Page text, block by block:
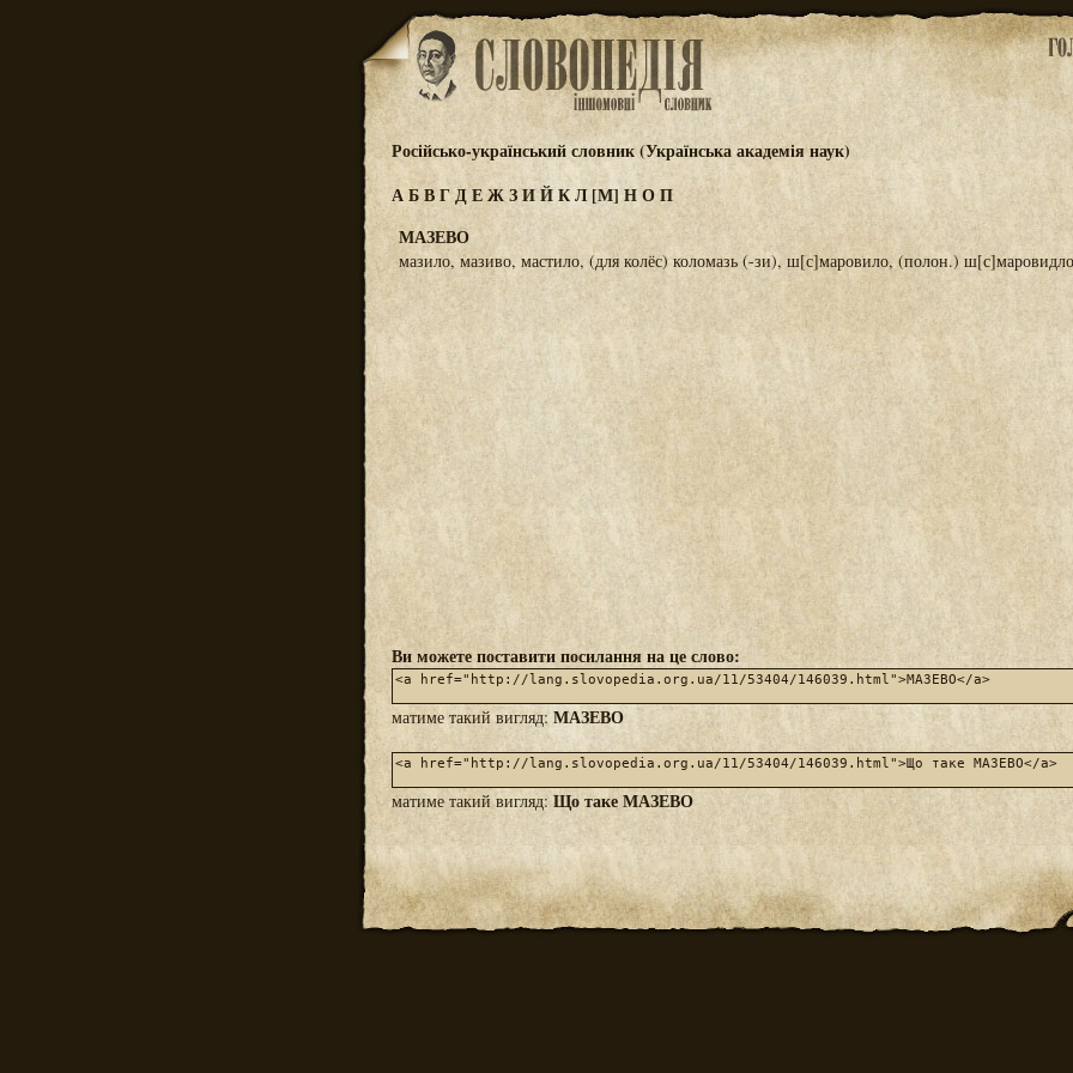
Російсько-український словник (Українська академія наук)
АБВГДЕЖЗИЙКЛ[М] НОП
МАЗЕВО
мазило, мазиво, мастило, (для колёс) коломазь (-зи), ш[с]маровило, (полон.)
Ви можете поставити посилання на це слово:
матиме такий вигляд: МАЗЕВО
матиме такий вигляд:Що таке МАЗЕВО